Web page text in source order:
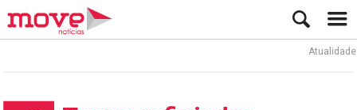
Atualidade